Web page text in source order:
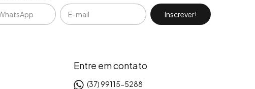
Entre em contato
(37) 99115-5288